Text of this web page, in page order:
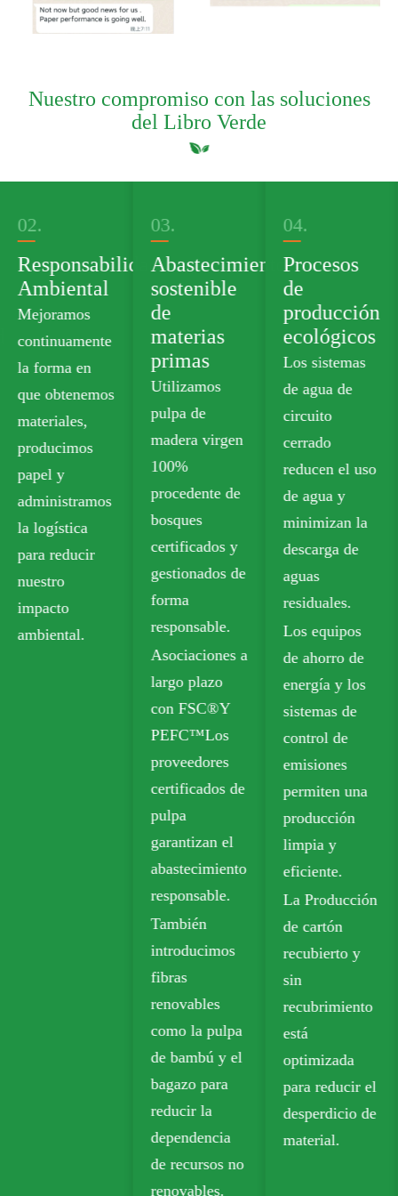
Nuestro compromiso con las soluciones
del Libro Verde
03.
Abastecimiento
sostenible
de
materias
primas
Utilizamos
pulpa de
madera virgen
100%
procedente de
bosques
certificados y
forma
responsable.
04.
Procesos
de
producción
ecológicos
Los sistemas
de agua de
circuito
cerrado
reducen el uso
de agua y
minimizan la
descarga de
aguas
residuales.
Los equipos
de ahorro de
energía y los
sistemas de
control de
emisiones
permiten una
producción
limpia y
eficiente.
La Producción
de cartón
recubierto y
sin
recubrimiento
está
optimizada
para reducir el
desperdicio de
material.
05.
Cartera de
productos
verdes
Ofrecemos
cartón de
calidad
alimentaria sin
plástico que
cumple con
los estándares
de seguridad
para el
contacto con
alimentos.
Nuestras
opciones
reciclables
incluyen
Tablero de
caja plegable
(FBB) y
Tablero de
marfil para
embalaje
sostenible.
El papel Kraft
biodegradable
se usa
ampliamente
en productos
para llevar,
comestibles y
envases al por
menor.